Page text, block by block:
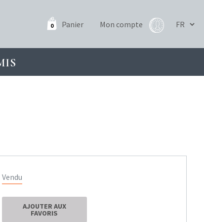
0 Panier Mon compte
Vendu
AJOUTER AUX
FAVORIS